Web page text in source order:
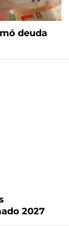
deuda
2027